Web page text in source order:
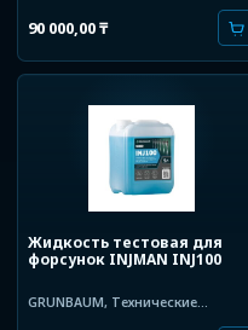
90 000,00₸
Жидкость тестовая для
форсунок INJMAN INJ100
GRUNBAUM, Технические